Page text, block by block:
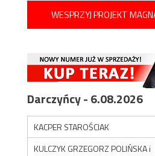
WESPRZYJ PROJEKT
Darczyńcy - 6.08.2026
KACPER STAROŚCIAK
KULCZYK GRZEGORZ POLIŃSKA i